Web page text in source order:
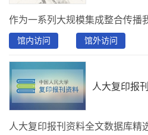
馆内访问 馆外访问
人大复印报